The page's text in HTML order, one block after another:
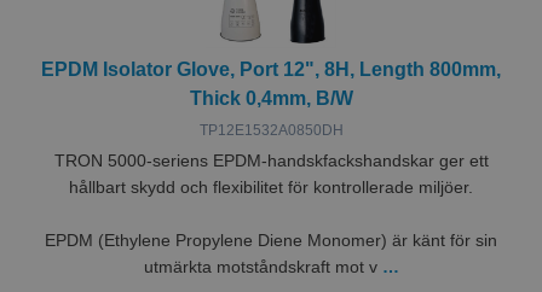
EPDM Isolator Glove, Port 12", 8H, Length 800mm,
Thick 0,4mm, B/W
TP12E1532A0850DH
TRON 5000-seriens EPDM-handskfackshandskar ger ett
hållbart skydd och flexibilitet för kontrollerade miljöer.
EPDM (Ethylene Propylene Diene Monomer) är känt för sin
utmärkta motståndskraft mot v …